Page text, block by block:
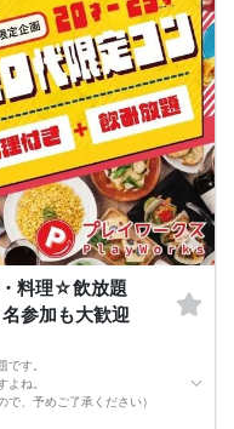
料理☆飲放題
参加も大歓迎
す。
ね。
で、予めご了承ください）